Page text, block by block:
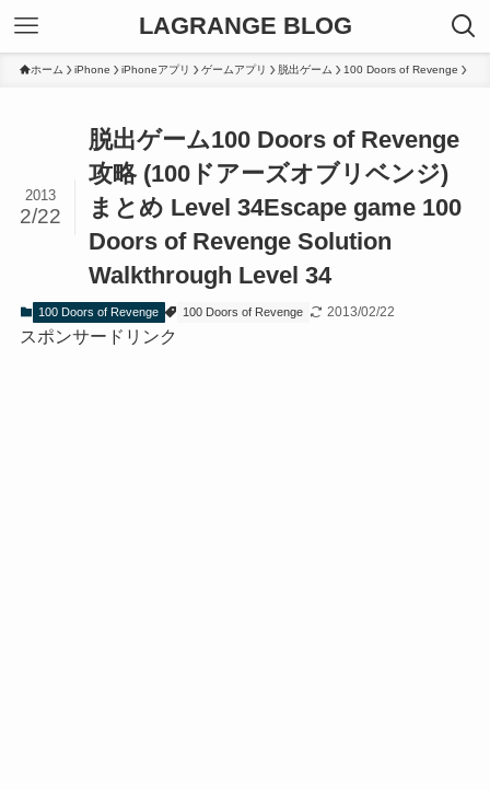
LAGRANGE BLOG
ホーム iPhone iPhoneアプリ ゲームアプリ 脱出ゲーム 100 Doors of Revenge
脱出ゲーム100 Doors of Revenge
攻略 (100ドアーズオブリベンジ)
まとめ Level 34Escape game 100
Doors of Revenge Solution
Walkthrough Level 34
2013
2/22
100 Doors of Revenge 100 Doors of Revenge 2013/02/22
スポンサードリンク